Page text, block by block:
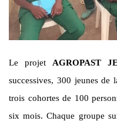
Le projet AGROPAST
successives, 300 jeunes de
trois cohortes de 100
six mois. Chaque groupe